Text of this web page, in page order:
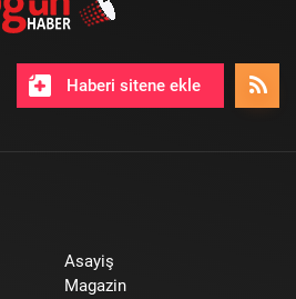
Haberi sitene ekle
Asayiş
Magazin